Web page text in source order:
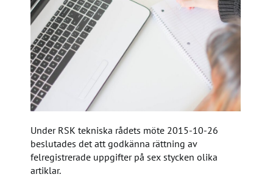
Under RSK tekniska rådets möte 2015-10-26
beslutades det att godkänna rättning av
felregistrerade uppgifter på sex stycken olika
artiklar.